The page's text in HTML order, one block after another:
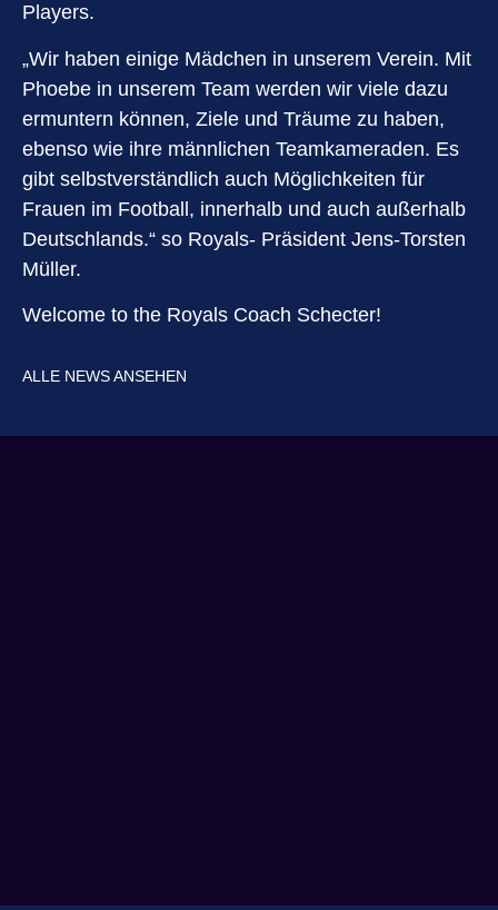
Players.
„Wir haben einige Mädchen in unserem Verein. Mit
Phoebe in unserem Team werden wir viele dazu
ermuntern können, Ziele und Träume zu haben,
ebenso wie ihre männlichen Teamkameraden. Es
gibt selbstverständlich auch Möglichkeiten für
Frauen im Football, innerhalb und auch außerhalb
Deutschlands.“ so Royals- Präsident Jens-Torsten
Müller.
Welcome to the Royals Coach Schecter!
ALLE NEWS ANSEHEN